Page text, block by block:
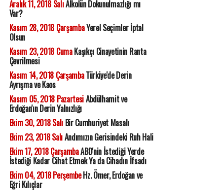
Aralık 11, 2018 SalıAlkolün Dokunulmazlığı mı
Var?
Kasım 28, 2018 ÇarşambaYerel Seçimler İptal
Olsun
Kasım 23, 2018 CumaKaşıkçı Cinayetinin Ranta
Çevrilmesi
Kasım 14, 2018 ÇarşambaTürkiye'de Derin
Ayrışma ve Kaos
Kasım 05, 2018 PazartesiAbdülhamit ve
Erdoğan'ın Derin Yalnızlığı
Ekim 30, 2018 SalıBir Cumhuriyet Masalı
Ekim 23, 2018 SalıAndımızın Gerisindeki Ruh Hali
Ekim 17, 2018 ÇarşambaABD'nin İstediği Yerde
İstediği Kadar Cihat Etmek Ya da Cihadın İfsadı
Ekim 04, 2018 PerşembeHz. Ömer, Erdoğan ve
Eğri Kılıçlar